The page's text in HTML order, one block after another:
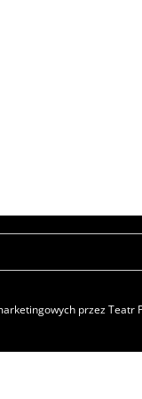
przez